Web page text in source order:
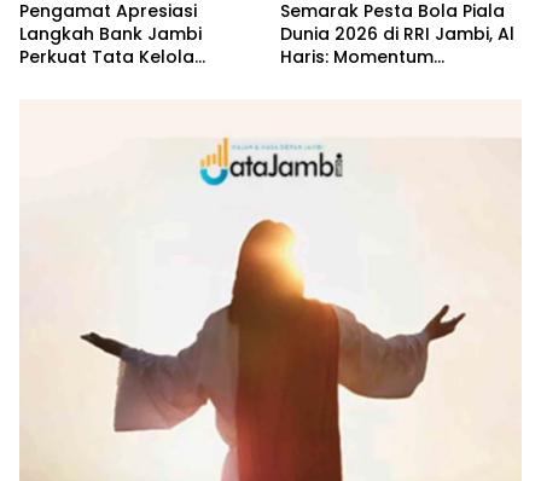
Pengamat Apresiasi
Langkah Bank Jambi
Perkuat Tata Kelola
Semarak Pesta Bola Piala
Dunia 2026 di RRI Jambi, Al
Haris: Momentum